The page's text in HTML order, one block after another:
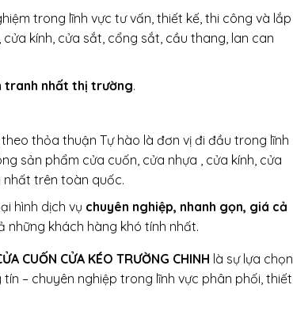
trong lĩnh vực tư vấn, thiết kế, thi công và lắp
kính, cửa sắt, cổng sắt, cầu thang, lan can
tranh nhất thị trường.
thỏa thuận Tự hào là đơn vị đi đầu trong lĩnh
sản phẩm cửa cuốn, cửa nhựa , cửa kính, cửa
nhất trên toàn quốc.
hình dịch vụ chuyên nghiệp, nhanh gọn, giá cả
khách hàng khó tính nhất.
CUỐN CỬA KÉO TRƯỜNG CHINH là sự lựa chọn
– chuyên nghiệp trong lĩnh vực phân phối, thiết